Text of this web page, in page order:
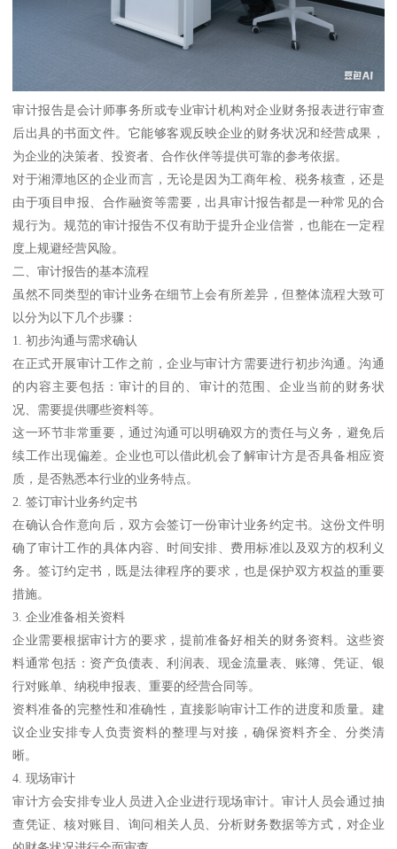
审计报告是会计师事务所或专业审计机构对企业财务报表进行审查
后出具的书面文件。它能够客观反映企业的财务状况和经营成果，
为企业的决策者、投资者、合作伙伴等提供可靠的参考依据。
对于湘潭地区的企业而言，无论是因为工商年检、税务核查，还是
由于项目申报、合作融资等需要，出具审计报告都是一种常见的合
规行为。规范的审计报告不仅有助于提升企业信誉，也能在一定程
度上规避经营风险。
二、审计报告的基本流程
虽然不同类型的审计业务在细节上会有所差异，但整体流程大致可
以分为以下几个步骤：
1. 初步沟通与需求确认
在正式开展审计工作之前，企业与审计方需要进行初步沟通。沟通
的内容主要包括：审计的目的、审计的范围、企业当前的财务状
况、需要提供哪些资料等。
这一环节非常重要，通过沟通可以明确双方的责任与义务，避免后
续工作出现偏差。企业也可以借此机会了解审计方是否具备相应资
质，是否熟悉本行业的业务特点。
2. 签订审计业务约定书
在确认合作意向后，双方会签订一份审计业务约定书。这份文件明
确了审计工作的具体内容、时间安排、费用标准以及双方的权利义
务。签订约定书，既是法律程序的要求，也是保护双方权益的重要
措施。
3. 企业准备相关资料
企业需要根据审计方的要求，提前准备好相关的财务资料。这些资
料通常包括：资产负债表、利润表、现金流量表、账簿、凭证、银
行对账单、纳税申报表、重要的经营合同等。
资料准备的完整性和准确性，直接影响审计工作的进度和质量。建
议企业安排专人负责资料的整理与对接，确保资料齐全、分类清
晰。
4. 现场审计
审计方会安排专业人员进入企业进行现场审计。审计人员会通过抽
查凭证、核对账目、询问相关人员、分析财务数据等方式，对企业